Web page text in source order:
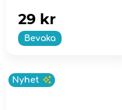
Bevaka
29 kr
Nyhet